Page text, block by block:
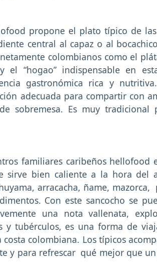
propone el plato típico de
central al capaz o al
colombianos como el
el “hogao” indispensable en
gastronómica rica y
adecuada para compartir con
sobremesa. Es muy
familiares caribeños hellofood
bien caliente a la hora del
arracacha, ñame,
Con este sancocho se
una nota vallenata,
y tubérculos, es una forma de
colombiana. Los típicos
y para refrescar qué mejor que